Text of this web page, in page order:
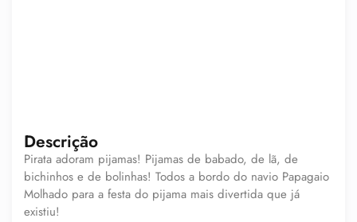
Descrição
Pirata adoram pijamas! Pijamas de babado, de lã, de
bichinhos e de bolinhas! Todos a bordo do navio Papagaio
Molhado para a festa do pijama mais divertida que já
existiu!